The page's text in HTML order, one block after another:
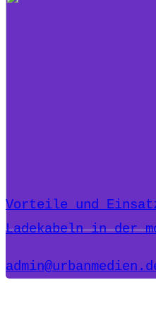
Vorteile und
Ladekabeln in der